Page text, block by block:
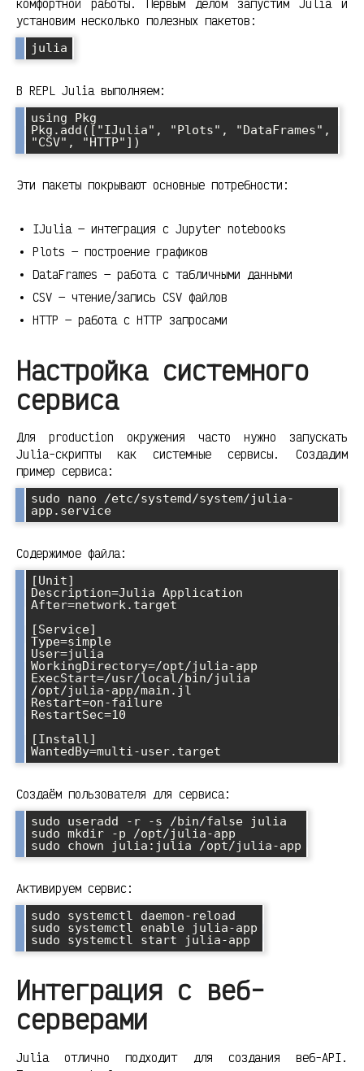
комфортной работы. Первым делом запустим Julia и
установим несколько полезных пакетов:
В REPL Julia выполняем:
using Pkg
Pkg.add(["IJulia", "Plots", "DataFrames",
Эти пакеты покрывают основные потребности:
IJulia — интеграция с Jupyter notebooks
Plots — построение графиков
DataFrames — работа с табличными данными
CSV — чтение/запись CSV файлов
HTTP — работа с HTTP запросами
Настройка системного
сервиса
Для production окружения часто нужно запускать
Julia-скрипты как системные сервисы. Создадим
пример сервиса:
sudo nano /etc/systemd/system/julia-
Содержимое файла:
[Unit]
Description=Julia Application
After=network.target
[Service]
Type=simple
User=julia
WorkingDirectory=/opt/julia-app
ExecStart=/usr/local/bin/julia
/opt/julia-app/main.jl
Restart=on-failure
RestartSec=10
[Install]
Создаём пользователя для сервиса:
sudo useradd -r -s /bin/false julia
sudo mkdir -p /opt/julia-app
Активируем сервис:
sudo systemctl daemon-reload
sudo systemctl enable julia-app
Интеграция с веб-
серверами
Julia отлично подходит для создания веб-API.